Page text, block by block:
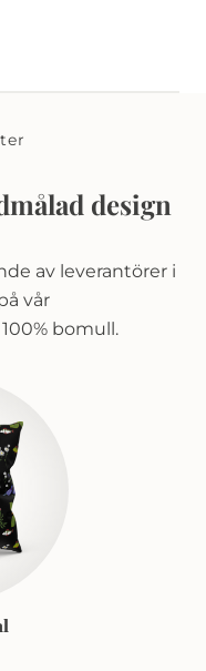
design
av leverantörer i
vår
bomull.